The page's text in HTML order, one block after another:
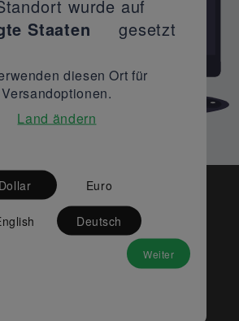
OEM- und EMS-
überschüssigen Lagerbestände
gleichzeitig den potenziellen
Qualität zu bieten.
wurde auf
Staaten
gesetzt
diesen Ort für
Versandoptionen.
Land ändern
Dollar Euro
Deutsch
Weiter